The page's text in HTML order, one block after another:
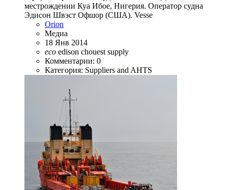
местрождении Куа Ибое, Нигерия. Оператор судна
Эдисон Швэст Офшор (США). Vesse
Orion
Медиа
18 Янв 2014
eco edison chouest supply
Комментарии: 0
Категория: Suppliers and AHTS